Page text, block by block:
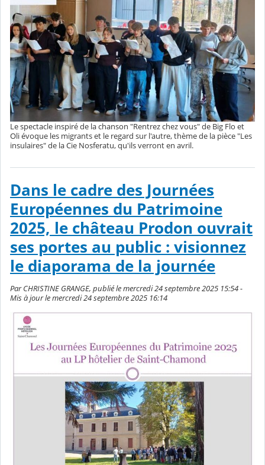
Le spectacle inspiré de la chanson "Rentrez chez vous" de Big Flo et
Oli évoque les migrants et le regard sur l'autre, thème de la pièce "Les
insulaires" de la Cie Nosferatu, qu'ils verront en avril.
Dans le cadre des Journées
Européennes du Patrimoine
2025, le château Prodon ouvrait
ses portes au public : visionnez
le diaporama de la journée
Par CHRISTINE GRANGE, publié le mercredi 24 septembre 2025 15:54 -
Mis à jour le mercredi 24 septembre 2025 16:14